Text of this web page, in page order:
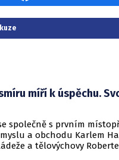
míří k úspěchu.
společně s prvním
a obchodu Karlem
a tělovýchovy